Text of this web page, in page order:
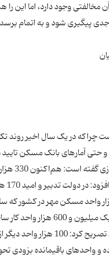
آن مخالفتی وجود دارد، اما
چراکه در یک سال اخیر
مثلا
به بهره برداری رسیده